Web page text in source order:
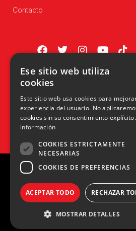
Contacto
31002 Pamplona,
info@upn.org · 948
Copyright © 2026 UPN | Unión
Política de privacidad |Política de
Legal|
Consentimiento Legal
Ejercicio de
Ese sitio web utiliza
cookies
Este sitio web usa cookies para
experiencia del usuario. No
cookies sin su consentimiento explícito.
información
COOKIES ESTRICTAMENTE
NECESARIAS
COOKIES DE PREFERENCIAS
ACEPTAR TODO RECHAZAR
MOSTRAR DETALLES